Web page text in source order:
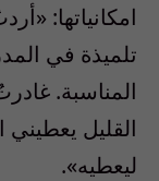
امكانياتها:
تلميذة في
المناسبة.
القليل يعطيني
ليعطيه».